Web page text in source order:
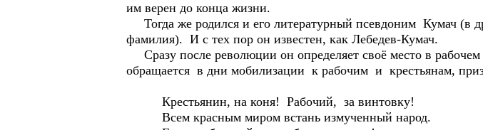
им верен до конца жизни.
Тогда же родился и его литературный псевдоним Кумач (в
фамилия). И с тех пор он известен, как Лебедев-Кумач.
Сразу после революции он определяет своё место в
обращается в дни мобилизации к рабочим и крестьянам,
Крестьянин, на коня! Рабочий, за винтовку!
Всем красным миром встань измученный народ.